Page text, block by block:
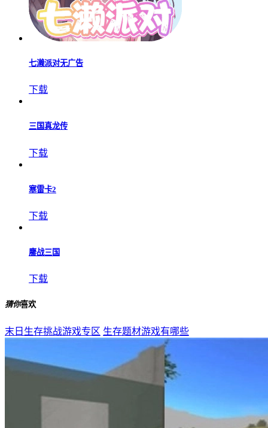
七濑派对无广告
下载
三国真龙传
下载
下载